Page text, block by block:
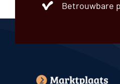
Betrouwbare